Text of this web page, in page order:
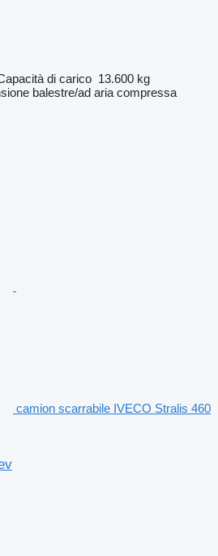
di carico 13.600 kg
balestre/ad aria compressa
camion scarrabile IVECO Stralis 460